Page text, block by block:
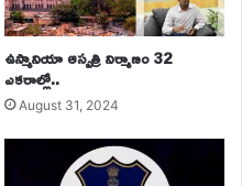
ఉస్మానియా ఆస్పత్రి నిర్మాణం 32
ఎకరాల్లో..
August 31, 2024